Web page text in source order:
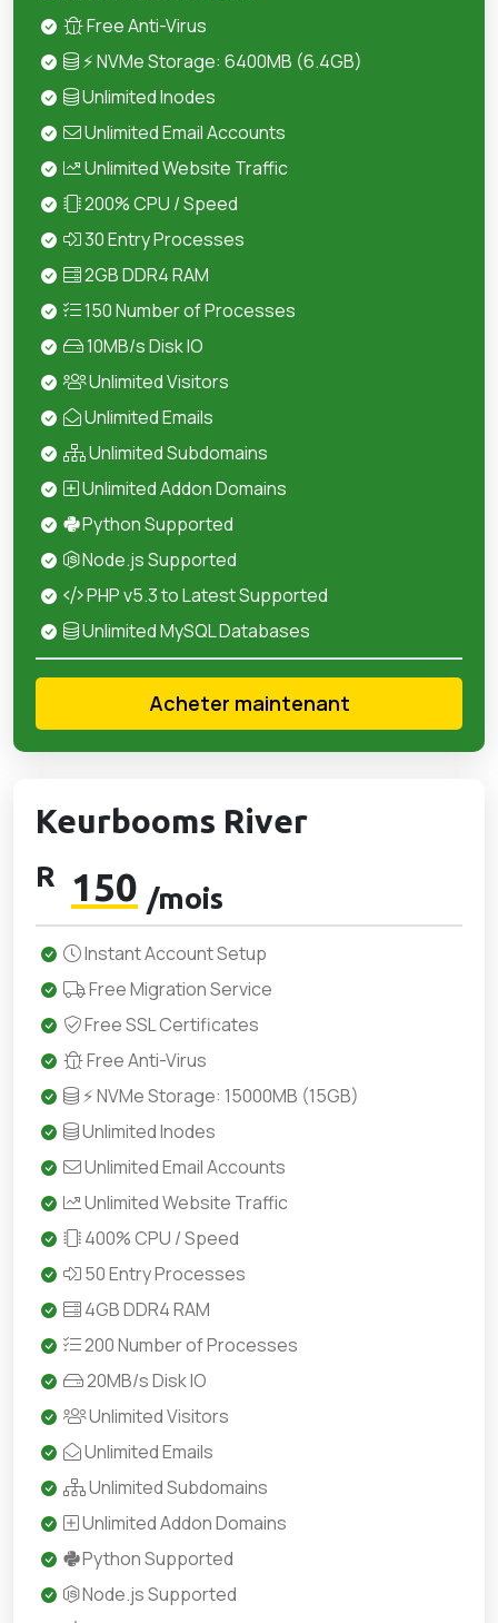
Free Anti-Virus
⚡ NVMe Storage: 6400MB (6.4GB)
Unlimited Inodes
Unlimited Email Accounts
Unlimited Website Traffic
200% CPU / Speed
30 Entry Processes
2GB DDR4 RAM
150 Number of Processes
10MB/s Disk IO
Unlimited Visitors
Unlimited Emails
Unlimited Subdomains
Unlimited Addon Domains
Python Supported
Node.js Supported
PHP v5.3 to Latest Supported
Unlimited MySQL Databases
Acheter maintenant
Keurbooms River
R 150 /mois
Instant Account Setup
Free Migration Service
Free SSL Certificates
Free Anti-Virus
⚡ NVMe Storage: 15000MB (15GB)
Unlimited Inodes
Unlimited Email Accounts
Unlimited Website Traffic
400% CPU / Speed
50 Entry Processes
4GB DDR4 RAM
200 Number of Processes
20MB/s Disk IO
Unlimited Visitors
Unlimited Emails
Unlimited Subdomains
Unlimited Addon Domains
Python Supported
Node.js Supported